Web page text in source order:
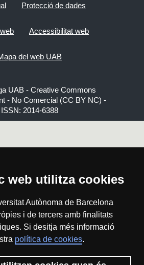
web utilitza cookies
Autònoma de Barcelona
i de tercers amb finalitats
Si desitja més informació
política de cookies.
Protecció de dades
Accessibilitat web
del web UAB
UAB - Creative Commons
- No Comercial (CC BY NC) -
ISSN: 2014-6388